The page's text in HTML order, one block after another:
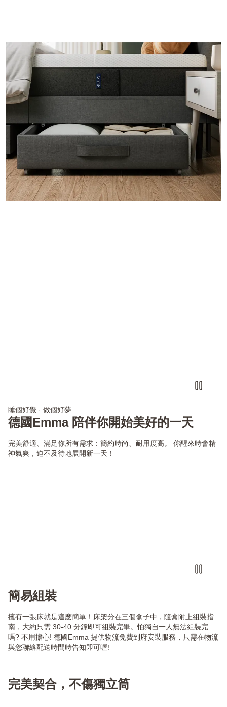
睡個好覺 · 做個好夢
德國Emma 陪伴你開始美好的一天
完美舒適、滿足你所有需求：簡約時尚、耐用度高。 你醒來時會精
神氣爽，迫不及待地展開新一天！
簡易組裝
擁有一張床就是這麽簡單！床架分在三個盒子中，隨盒附上組裝指
南，大約只需 30-40 分鐘即可組裝完畢。怕獨自一人無法組裝完
嗎? 不用擔心! 德國Emma 提供物流免費到府安裝服務，只需在物流
與您聯絡配送時間時告知即可喔!
完美契合，不傷獨立筒